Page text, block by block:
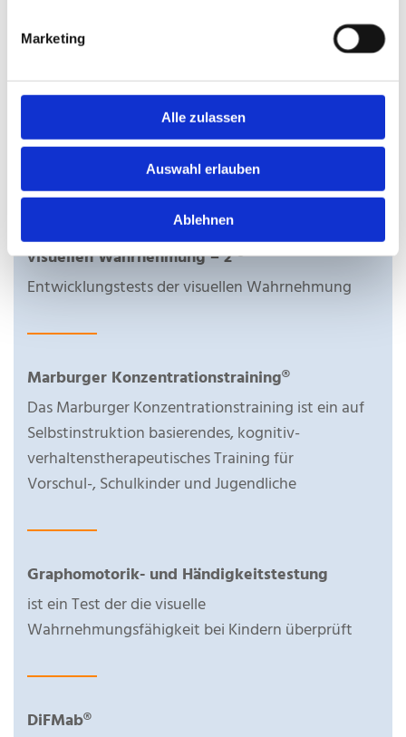
Marketing
Alle zulassen
Auswahl erlauben
Ablehnen
Handtherapie, Neurologie
Diagnostikverfahren und Therapie-PC-
Programme (Pädiatrie in der
Ergotherapie)
FEW 2- Frostigs Entwicklungstest der
visuellen Wahrnehmung – 2 ®
Entwicklungstests der visuellen Wahrnehmung
Marburger Konzentrationstraining®
Das Marburger Konzentrationstraining ist ein auf
Selbstinstruktion basierendes, kognitiv-
verhaltenstherapeutisches Training für
Vorschul-, Schulkinder und Jugendliche
Graphomotorik- und Händigkeitstestung
ist ein Test der die visuelle
Wahrnehmungsfähigkeit bei Kindern überprüft
DiFMab®